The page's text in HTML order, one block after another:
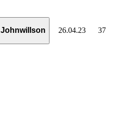
Johnwillson 26.04.23 37